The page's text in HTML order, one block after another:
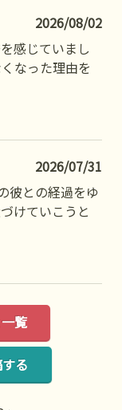
2026/08/02
感じていまし
なった理由を
2026/07/31
彼との経過をゆ
けていこうと
覧
る